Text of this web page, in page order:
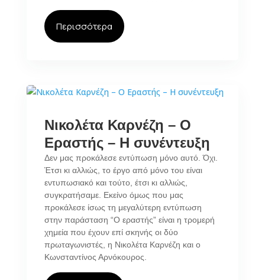
Περισσότερα
Νικολέτα Καρνέζη – Ο
Εραστής – Η συνέντευξη
Δεν μας προκάλεσε εντύπωση μόνο αυτό. Όχι.
Έτσι κι αλλιώς, το έργο από μόνο του είναι
εντυπωσιακό και τούτο, έτσι κι αλλιώς,
συγκρατήσαμε. Εκείνο όμως που μας
προκάλεσε ίσως τη μεγαλύτερη εντύπωση
στην παράσταση “Ο εραστής” είναι η τρομερή
χημεία που έχουν επί σκηνής οι δύο
πρωταγωνιστές, η Νικολέτα Καρνέζη και ο
Κωνσταντίνος Αρνόκουρος.